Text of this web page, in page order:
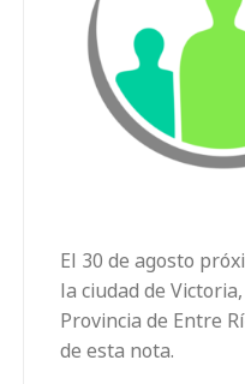
El 30 de agosto
la ciudad de
Provincia de Entre
de esta nota.